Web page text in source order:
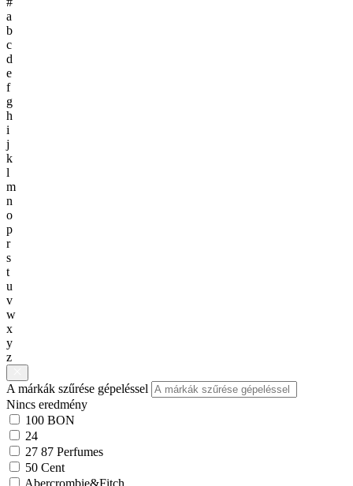
a
b
c
d
e
f
g
h
i
j
k
l
m
n
o
p
r
s
t
u
v
w
x
y
z
A márkák szűrése gépeléssel
Nincs eredmény
100 BON
24
27 87 Perfumes
50 Cent
Abercrombie&Fitch